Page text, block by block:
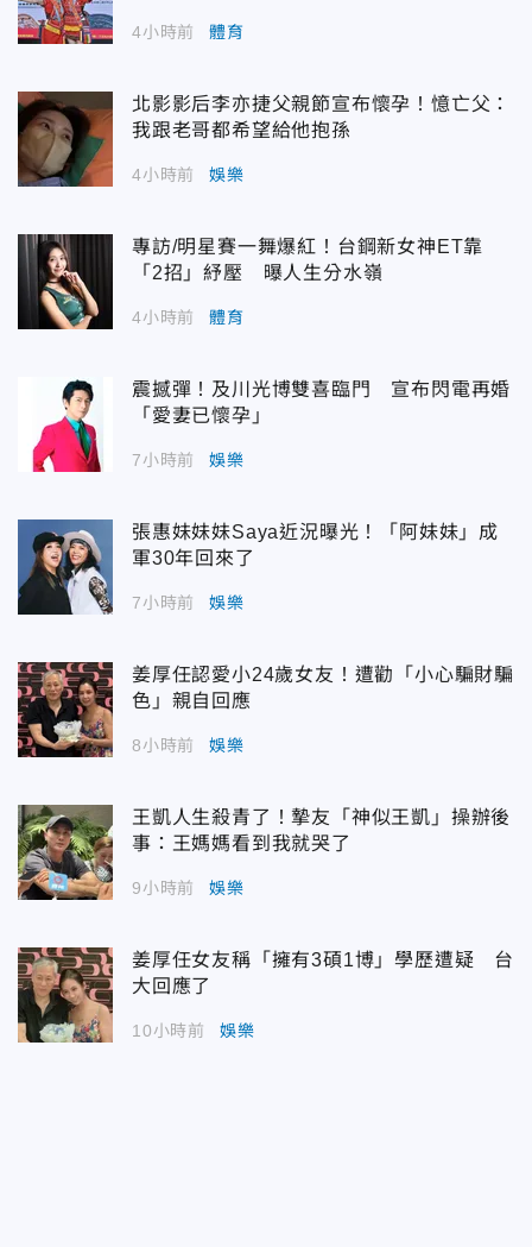
4小時前 體育
北影影后李亦捷父親節宣布懷孕！憶亡父：
我跟老哥都希望給他抱孫
4小時前 娛樂
專訪/明星賽一舞爆紅！台鋼新女神ET靠
「2招」紓壓 曝人生分水嶺
4小時前 體育
震撼彈！及川光博雙喜臨門 宣布閃電再婚
「愛妻已懷孕」
7小時前 娛樂
張惠妹妹妹Saya近況曝光！「阿妹妹」成
軍30年回來了
7小時前 娛樂
姜厚任認愛小24歲女友！遭勸「小心騙財騙
色」親自回應
8小時前 娛樂
王凱人生殺青了！摯友「神似王凱」操辦後
事：王媽媽看到我就哭了
9小時前 娛樂
姜厚任女友稱「擁有3碩1博」學歷遭疑 台
大回應了
10小時前 娛樂